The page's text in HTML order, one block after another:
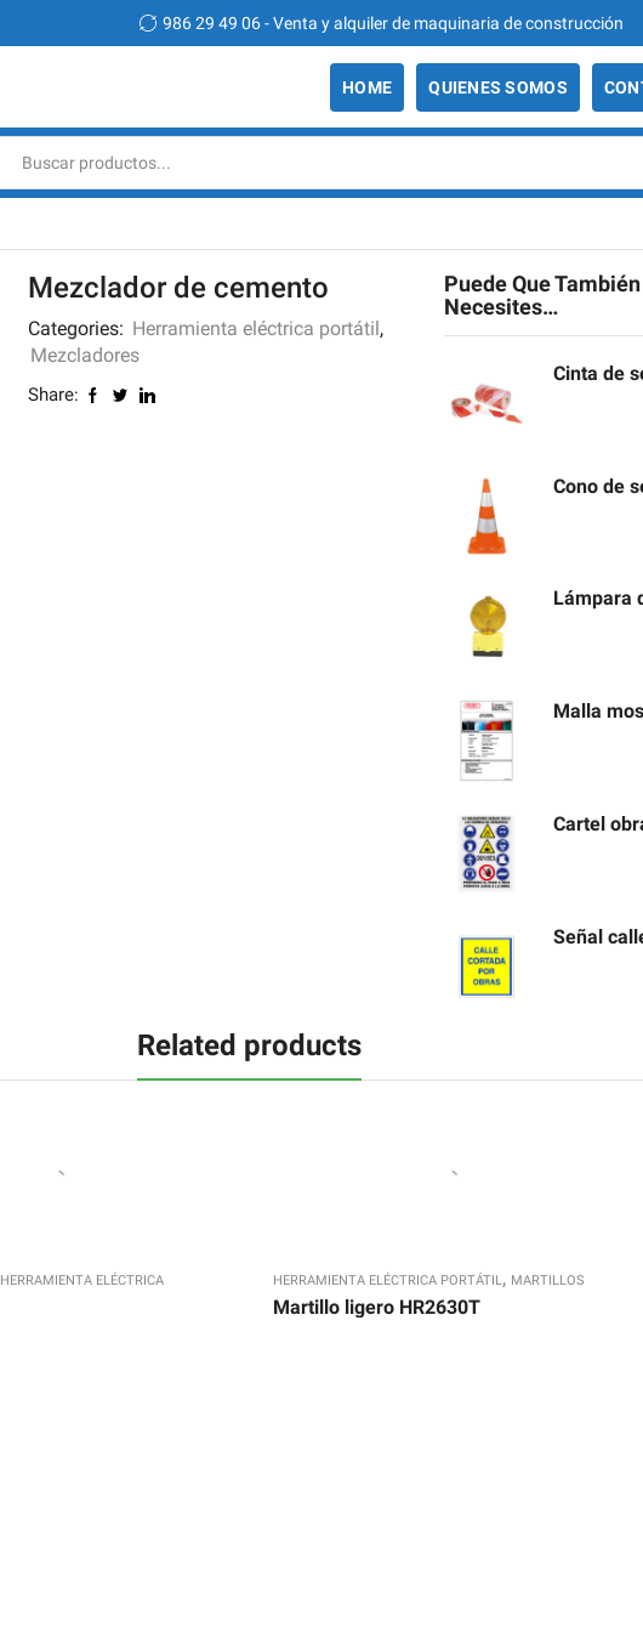
986 29 49 06 - Venta y alquiler de maquinaria de construcción
HOME QUIENES SOMOS
input
Mezclador de cemento
Categories: Herramienta eléctrica portátil ,
Mezcladores
Share:
Puede Que También
Necesites…
Malla
Cartel
Related products
HERRAMIENTA ELÉCTRICA
HERRAMIENTA ELÉCTRICA PORTÁTIL, MARTILLOS
Martillo ligero HR2630T